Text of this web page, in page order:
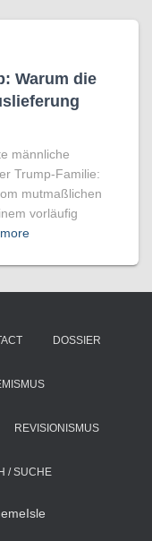
Warum die
männliche
Trump-Familie:
mutmaßlichen
vorläufig
DOSSIER
REVISIONISMUS
/ SUCHE